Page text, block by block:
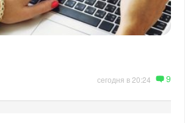
сегодня в 20:24 9